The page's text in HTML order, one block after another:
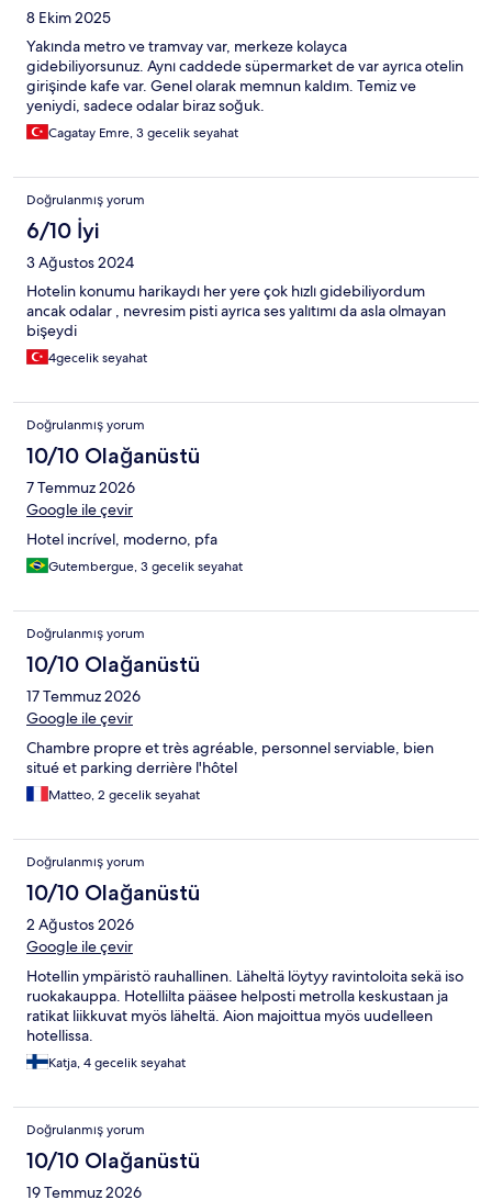
8 Ekim 2025
Yakında metro ve tramvay var, merkeze kolayca
gidebiliyorsunuz. Aynı caddede süpermarket de var ayrıca otelin
girişinde kafe var. Genel olarak memnun kaldım. Temiz ve
yeniydi, sadece odalar biraz soğuk.
Cagatay Emre, 3 gecelik seyahat
Doğrulanmış yorum
6/10 İyi
3 Ağustos 2024
Hotelin konumu harikaydı her yere çok hızlı gidebiliyordum
ancak odalar , nevresim pisti ayrıca ses yalıtımı da asla olmayan
bişeydi
4gecelik seyahat
Doğrulanmış yorum
10/10 Olağanüstü
7 Temmuz 2026
Google ile çevir
Hotel incrível, moderno, pfa
Gutembergue, 3 gecelik seyahat
Doğrulanmış yorum
10/10 Olağanüstü
17 Temmuz 2026
Google ile çevir
Chambre propre et très agréable, personnel serviable, bien
situé et parking derrière l'hôtel
Matteo, 2 gecelik seyahat
Doğrulanmış yorum
10/10 Olağanüstü
2 Ağustos 2026
Google ile çevir
Hotellin ympäristö rauhallinen. Läheltä löytyy ravintoloita sekä iso
ruokakauppa. Hotellilta pääsee helposti metrolla keskustaan ja
ratikat liikkuvat myös läheltä. Aion majoittua myös uudelleen
hotellissa.
Katja, 4 gecelik seyahat
Doğrulanmış yorum
10/10 Olağanüstü
19 Temmuz 2026